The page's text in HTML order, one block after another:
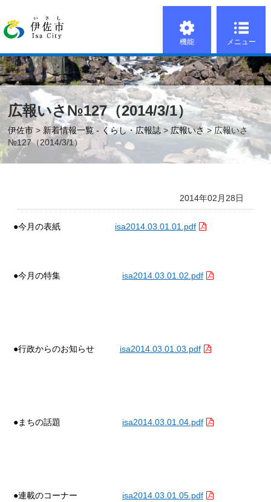
機能 メニュー
広報いさ№127（2014/3/1）
伊佐市 > 新着情報一覧 - くらし・広報誌 > 広報いさ> 広報いさ
№127（2014/3/1）
2014年02月28日
●今月の表紙 isa2014.03.01.01.pdf
●今月の特集 isa2014.03.01.02.pdf
●行政からのお知らせ isa2014.03.01.03.pdf
●まちの話題 isa2014.03.01.04.pdf
●連載のコーナー isa2014.03.01.05.pdf